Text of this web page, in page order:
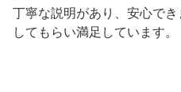
丁寧な説明があり、安心で
してもらい満足しています。